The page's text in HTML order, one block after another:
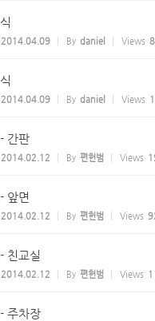
2014.04.09 By daniel Views
2014.04.09 By daniel Views
간판
2014.02.12 By 편헌범 Views
앞면
2014.02.12 By 편헌범 Views
친교실
2014.02.12 By 편헌범 Views
주차장